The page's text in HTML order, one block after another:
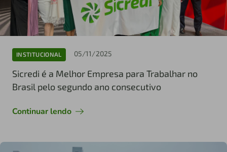
INSTITUCIONAL 05/11/2025
Sicredi é a Melhor Empresa para Trabalhar no
Brasil pelo segundo ano consecutivo
Continuar lendo